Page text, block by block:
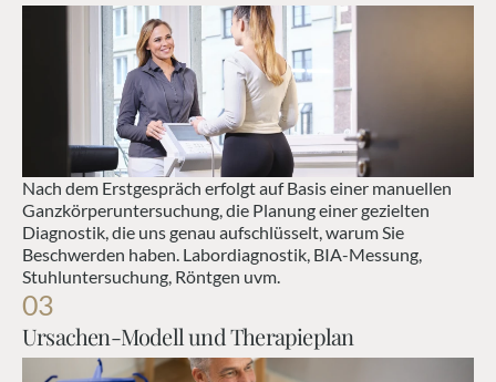
Nach dem Erstgespräch erfolgt auf Basis einer manuellen
Ganzkörperuntersuchung, die Planung einer gezielten
Diagnostik, die uns genau aufschlüsselt, warum Sie
Beschwerden haben. Labordiagnostik, BIA-Messung,
Stuhluntersuchung, Röntgen uvm.
03
Ursachen-Modell und Therapieplan